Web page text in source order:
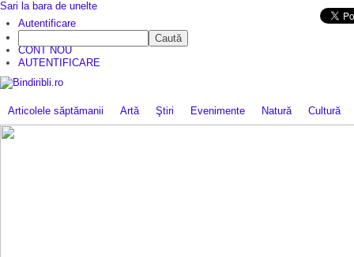
CONT NOU
AUTENTIFICARE
Articolele săptămanii Artă Ştiri Evenimente Natură Cultură
Sari la bara de unelte
Autentificare
Caută